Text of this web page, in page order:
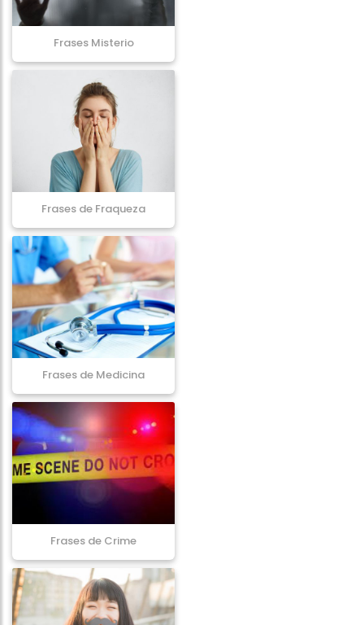
Frases Misterio
Frases de Fraqueza
Frases de Medicina
Frases de Crime